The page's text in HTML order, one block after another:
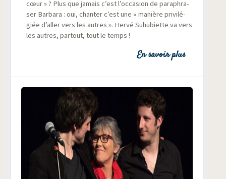
cœur » ? Plus que jamais c’est l’occasion de para­phra­
ser Bar­ba­ra : oui, chan­ter c’est une « manière pri­vi­lé­
giée d’aller vers les autres ». Her­vé Suhu­biette va vers
les autres, par­tout, tout le temps !
En savoir plus